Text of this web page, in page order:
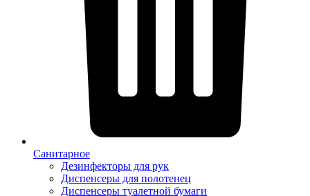
Санитарное
Дезинфекторы для рук
Диспенсеры для полотенец
Диспенсеры туалетной бумаги